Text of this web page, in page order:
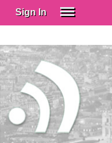
Sign In